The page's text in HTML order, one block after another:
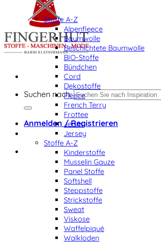
Suchen nach:
Anmelden / Registrieren
Stoffe A-Z
Alpenfleece
Baumwolle
Beschichtete Baumwolle
BIO-Stoffe
Bündchen
Cord
Dekostoffe
Fleece
French Terry
Frottee
Jeans
Jersey
Stoffe A-Z
Kinderstoffe
Musselin Gauze
Panel Stoffe
Softshell
Steppstoffe
Strickstoffe
Sweat
Viskose
Waffelpiqué
Walkloden